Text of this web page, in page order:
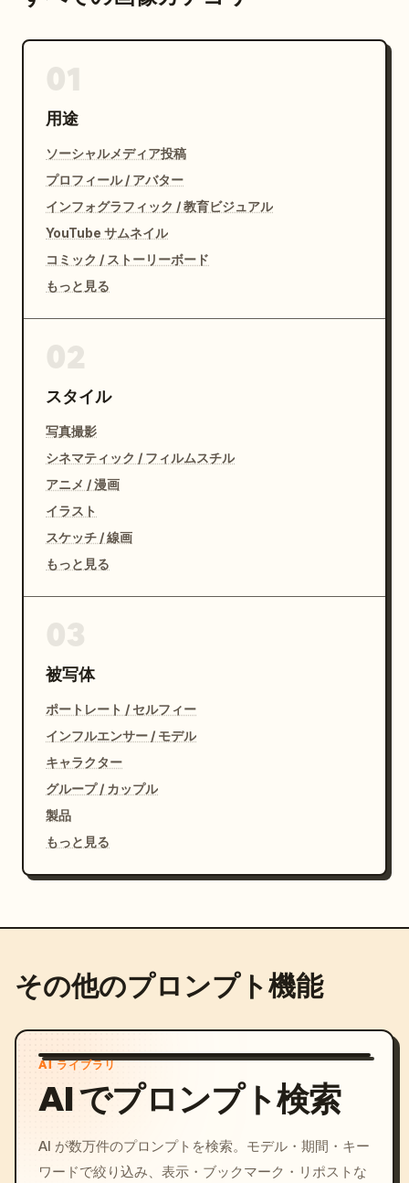
用途
ソーシャルメディア投稿
プロフィール / アバター
インフォグラフィック / 教育ビジュアル
YouTube サムネイル
コミック / ストーリーボード
もっと見る
スタイル
写真撮影
シネマティック / フィルムスチル
アニメ / 漫画
イラスト
スケッチ / 線画
もっと見る
被写体
ポートレート / セルフィー
インフルエンサー / モデル
キャラクター
グループ / カップル
製品
もっと見る
その他のプロンプト機能
AI ライブラリ
AI でプロンプト検索
AI が数万件のプロンプトを検索。モデル・期間・キー
ワードで絞り込み、表示・ブックマーク・リポストな